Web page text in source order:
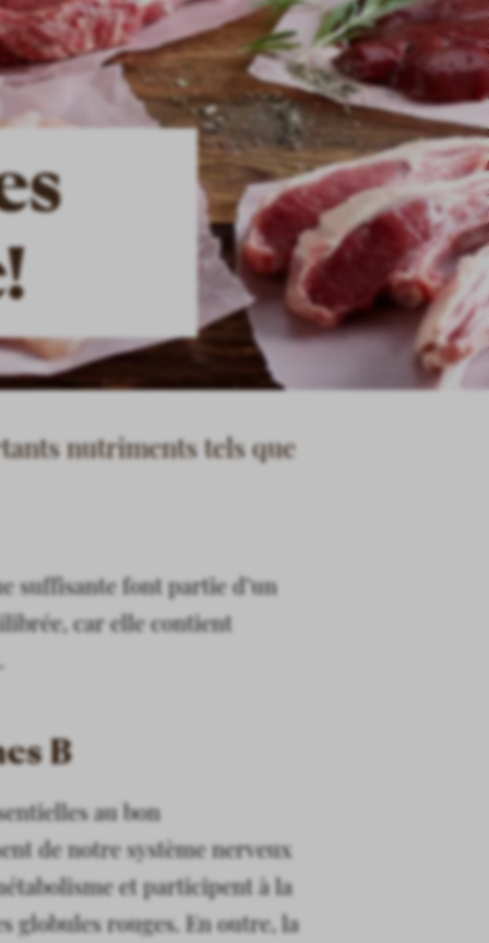
nutriments tels que
suffisante font partie d’un
car elle contient
B
au bon
de notre système nerveux
et participent à la
globules rouges. En outre, la